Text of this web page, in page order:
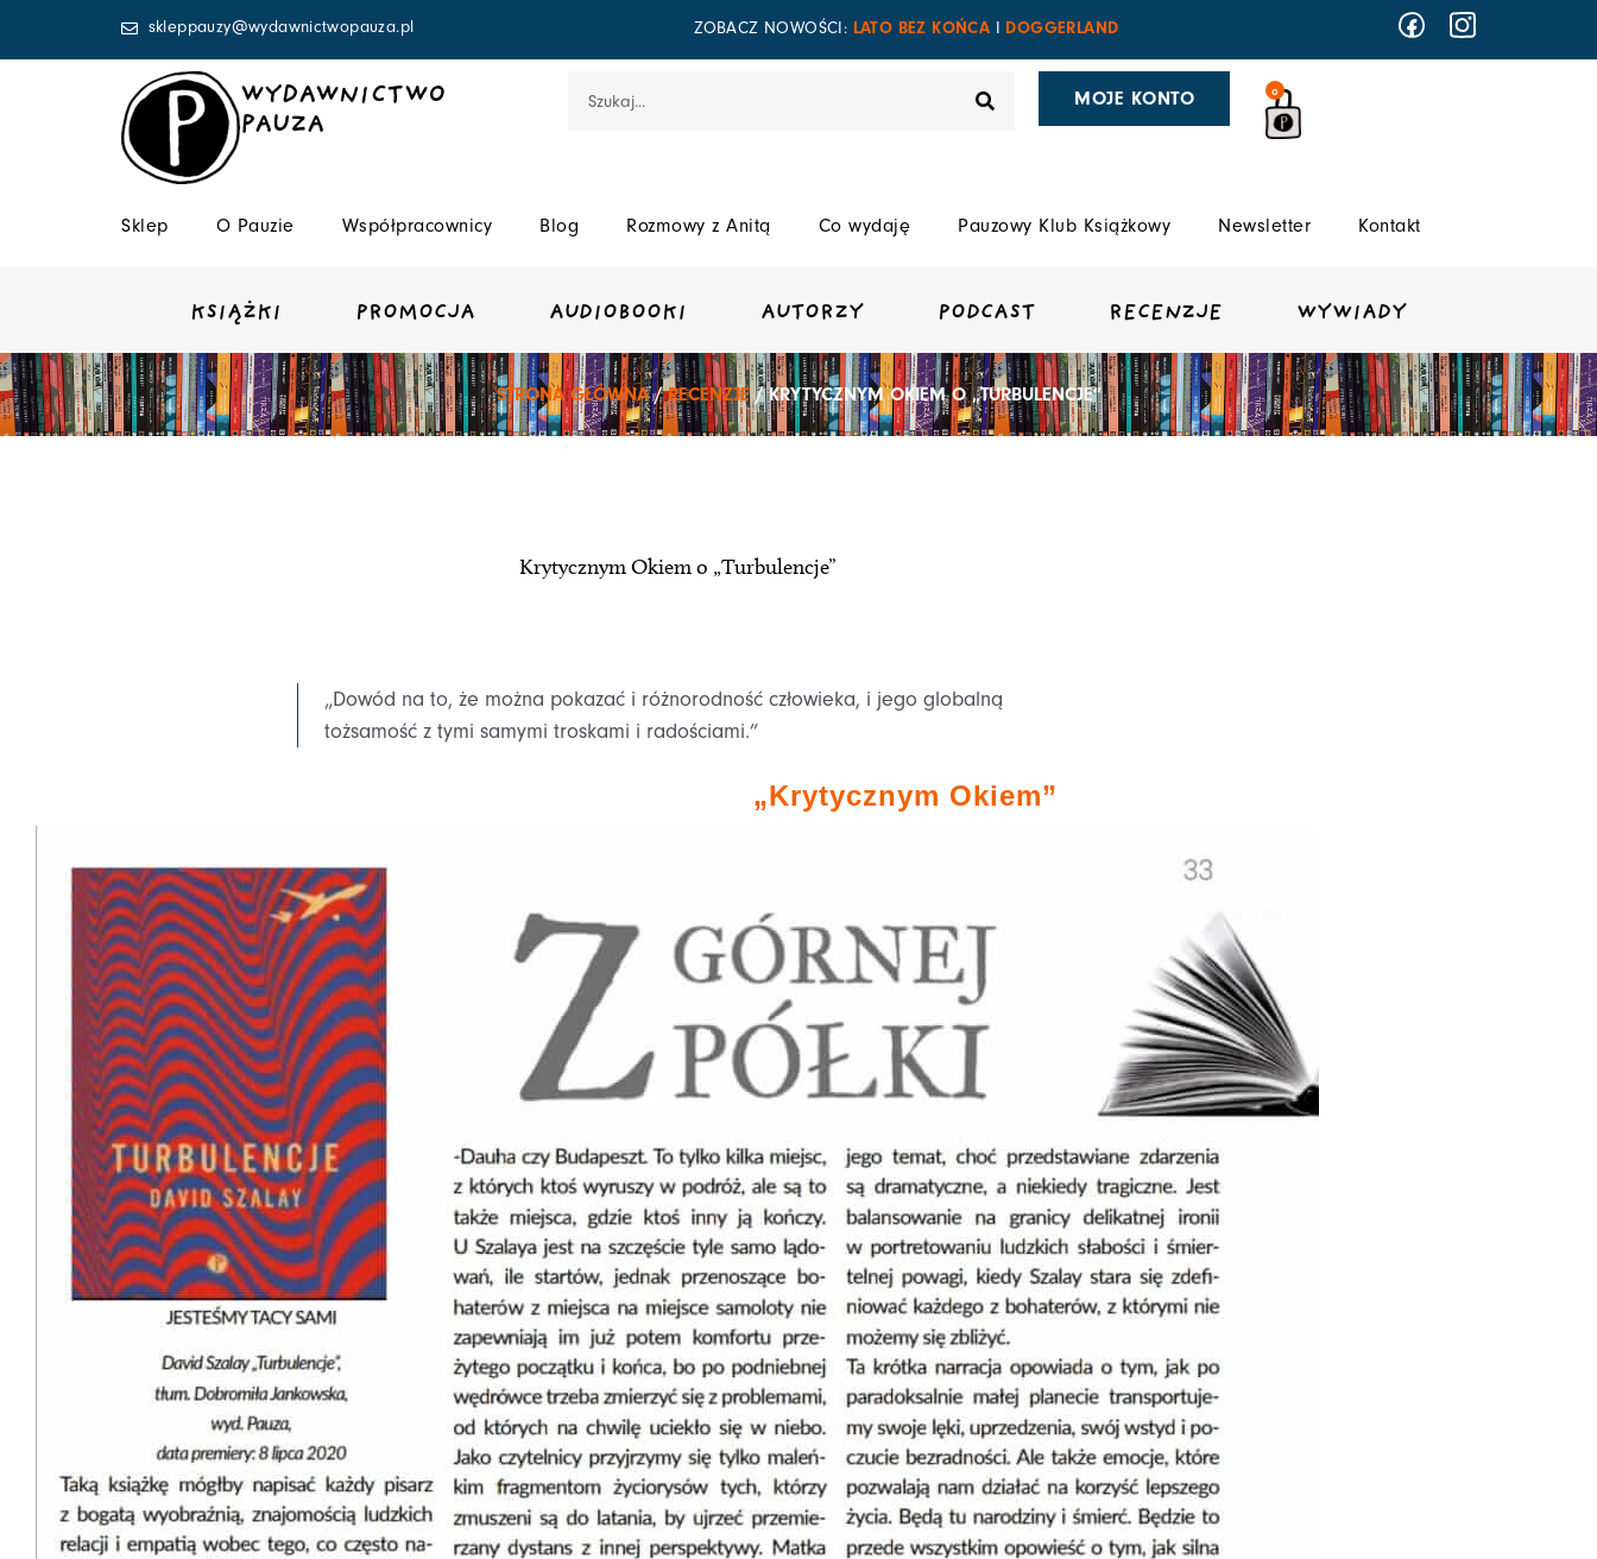
skleppauzy@wydawnictwopauza.pl ZOBACZ NOWOŚCI: LATO BEZ KOŃCA DOGGERLAND
WYDAWNICTWO
PAUZA
MOJE KONTO 0
Sklep O Pauzie Współpracownicy Blog Rozmowy z Anitą Co wydaję Pauzowy Klub Książkowy Newsletter Kontakt
KSIĄŻKI PROMOCJA AUDIOBOOKI AUTORZY PODCAST RECENZJE WYWIADY
STRONA GŁÓWNA/RECENZJE/ KRYTYCZNYM OKIEM O „TURBULENCJE”
Krytycznym Okiem o „Turbulencje”
„Dowód na to, że można pokazać i różnorodność człowieka, i jego globalną
tożsamość z tymi samymi troskami i radościami.”
„Krytycznym Okiem”